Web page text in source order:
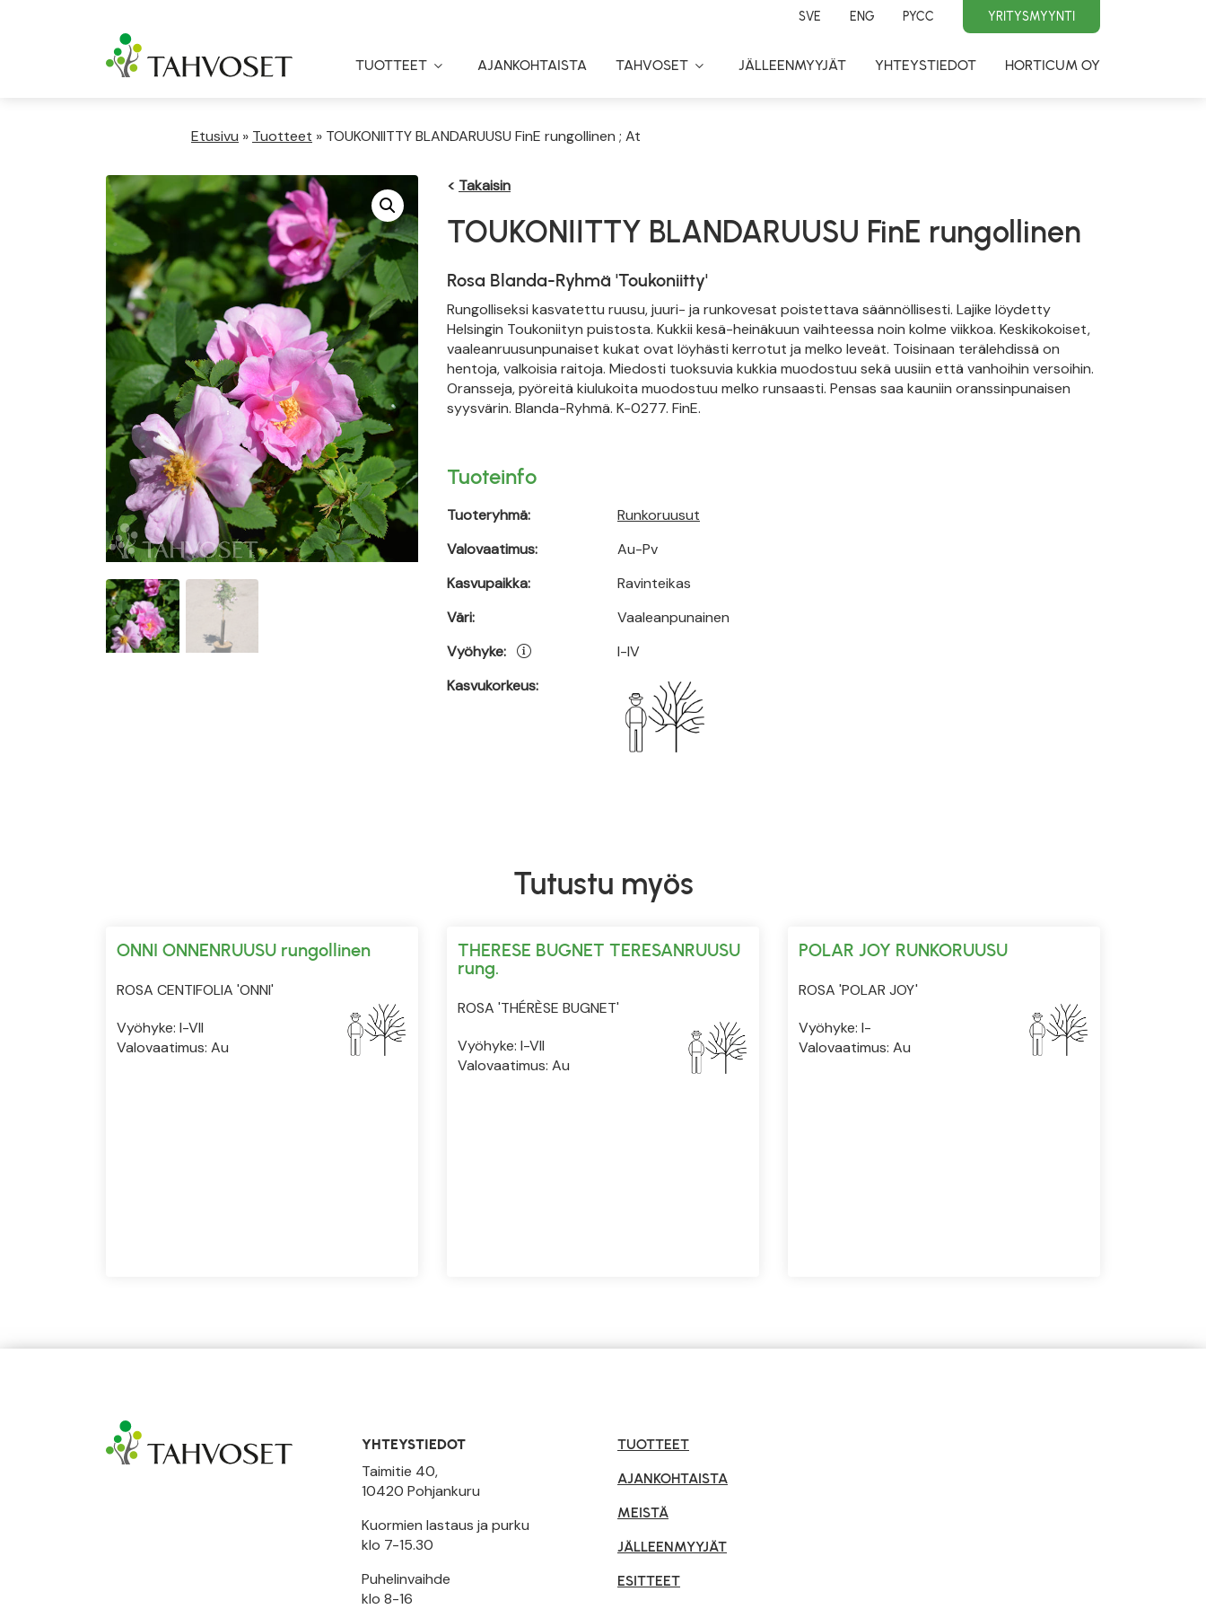
SVE ENG PYCC YRITYSMYYNTI
TUOTTEET
Toggle
AJANKOHTAISTA TAHVOSET
Toggle
JÄLLEENMYYJÄT YHTEYSTIEDOT HORTICUM OY
Etusivu » Tuotteet » TOUKONIITTY BLANDARUUSU FinE rungollinen ; At
< Takaisin
TOUKONIITTY BLANDARUUSU FinE rungollinen
Rosa Blanda-Ryhmä 'Toukoniitty'
Rungolliseksi kasvatettu ruusu, juuri- ja runkovesat poistettava säännöllisesti. Lajike löydetty
Helsingin Toukoniityn puistosta. Kukkii kesä-heinäkuun vaihteessa noin kolme viikkoa. Keskikokoiset,
vaaleanruusunpunaiset kukat ovat löyhästi kerrotut ja melko leveät. Toisinaan terälehdissä on
hentoja, valkoisia raitoja. Miedosti tuoksuvia kukkia muodostuu sekä uusiin että vanhoihin versoihin.
Oransseja, pyöreitä kiulukoita muodostuu melko runsaasti. Pensas saa kauniin oranssinpunaisen
syysvärin. Blanda-Ryhmä. K-0277. FinE.
Tuoteinfo
Tuoteryhmä:
Valovaatimus:
Kasvupaikka:
Väri:
Vyöhyke:
Kasvukorkeus:
Runkoruusut
Au-Pv
Ravinteikas
Vaaleanpunainen
I-IV
Tutustu myös
ONNI ONNENRUUSU rungollinen
ROSA CENTIFOLIA 'ONNI'
Vyöhyke: I-VII
Valovaatimus: Au
THERESE BUGNET TERESANRUUSU
rung.
ROSA 'THÉRÈSE BUGNET'
Vyöhyke: I-VII
Valovaatimus: Au
POLAR JOY RUNKORUUSU
ROSA 'POLAR JOY'
Vyöhyke: I-
Valovaatimus: Au
YHTEYSTIEDOT
Taimitie 40,
10420 Pohjankuru
Kuormien lastaus ja purku
klo 7-15.30
Puhelinvaihde
klo 8-16
TUOTTEET
AJANKOHTAISTA
MEISTÄ
JÄLLEENMYYJÄT
ESITTEET